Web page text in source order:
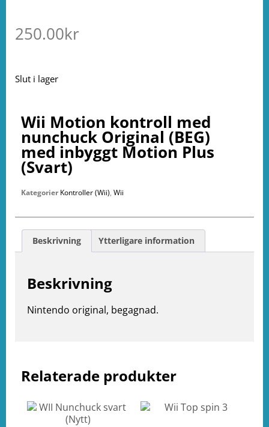
250.00kr
Slut i lager
Relaterade produkter
Wii Motion kontroll med
nunchuck Original (BEG)
med inbyggt Motion Plus
(Svart)
Kategorier Kontroller (Wii), Wii
Beskrivning Ytterligare information
Beskrivning
Nintendo original, begagnad.